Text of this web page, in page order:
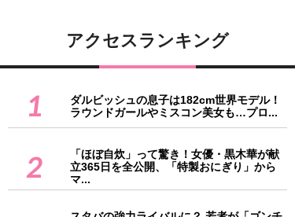
アクセスランキング
1
ダルビッシュの息子は182cm世界モデル！
ラウンドガールやミスコン美女も…プロ...
2
「ほぼ自炊」って驚き！女優・黒木華が献
立365日を全公開、「特製おにぎり」から
マ...